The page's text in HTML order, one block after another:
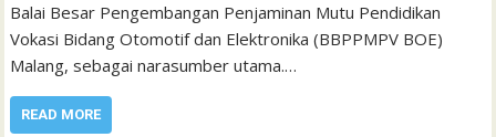
Balai Besar Pengembangan Penjaminan Mutu Pendidikan
Vokasi Bidang Otomotif dan Elektronika (BBPPMPV BOE)
Malang, sebagai narasumber utama.…
READ MORE